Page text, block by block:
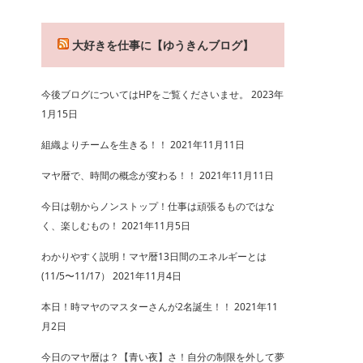
大好きを仕事に【ゆうきんブログ】
今後ブログについてはHPをご覧くださいませ。
2023年
1月15日
組織よりチームを生きる！！ 2021年11月11日
マヤ暦で、時間の概念が変わる！！ 2021年11月11日
今日は朝からノンストップ！仕事は頑張るものではな
く、楽しむもの！ 2021年11月5日
わかりやすく説明！マヤ暦13日間のエネルギーとは
(11/5〜11/17） 2021年11月4日
本日！時マヤのマスターさんが2名誕生！！ 2021年11
月2日
今日のマヤ暦は？【青い夜】さ！自分の制限を外して夢